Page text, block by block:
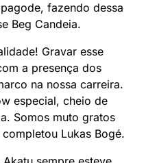
fazendo dessa
Beg Candeia.
Gravar esse
a presença dos
na nossa carreira.
especial, cheio de
Somos muto gratos
Lukas Bogé.